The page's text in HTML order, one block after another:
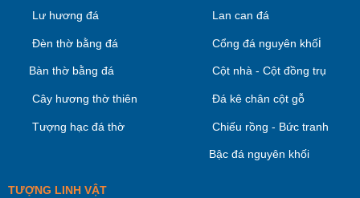
Lư hương đá
Đèn thờ bằng đá
Bàn thờ bằng đá
Cây hương thờ thiên
Tượng hạc đá thờ
Lan can đá
Cổng đá nguyên khối
Cột nhà - Cột đồng trụ
Đá kê chân cột gỗ
Chiếu rồng - Bức tranh
Bậc đá nguyên khối
TƯỢNG LINH VẬT